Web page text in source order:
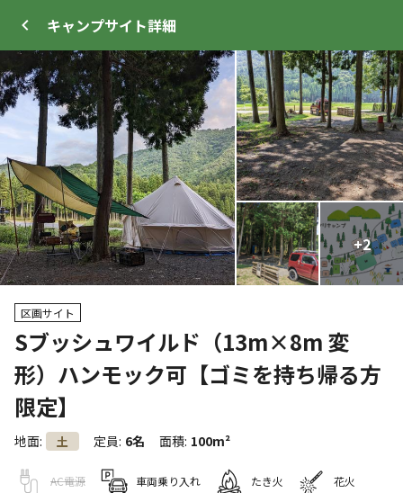
キャンプサイト詳細
+2
区画サイト
Sブッシュワイルド（13m×8m 変
形）ハンモック可【ゴミを持ち帰る方
限定】
地面: 土 定員: 6名 面積: 100m²
AC電源 車両乗り入れ たき火
花火
+27
トップ
WEB予約可能 クーポン利用可 キャンプサイト
162人
デルフリキャンプ いつまでたっても
完成しない里山のキャンプ場
4.3（11件）